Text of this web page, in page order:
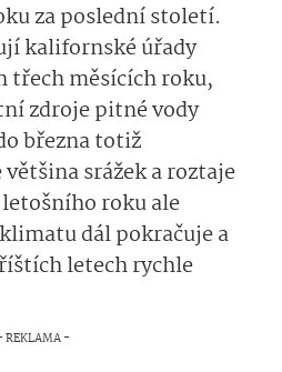
za poslední století.
kalifornské úřady
třech měsících roku,
zdroje pitné vody
března totiž
srážek a roztaje
roku ale
dál pokračuje a
letech rychle